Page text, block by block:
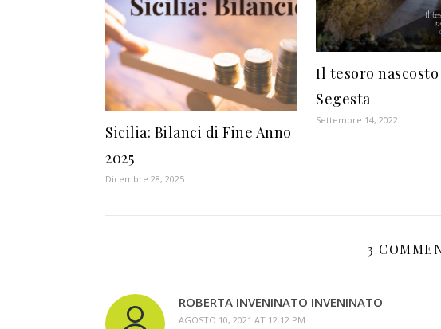
Sicilia: Bilanci di Fine Anno
2025
Dicembre 28, 2025
Il tesoro
Segesta
Settembre 14, 2022
3
ROBERTA INVENINATO INVENINATO
AGOSTO 10, 2021 AT 12:12 PM